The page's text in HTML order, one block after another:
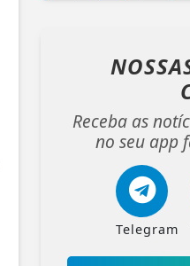
Receba as
no seu app
Telegram